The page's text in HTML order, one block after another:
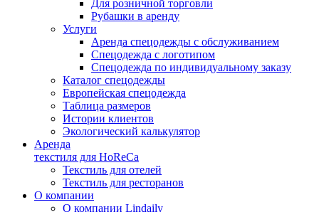
Для розничной торговли
Рубашки в аренду
Услуги
Аренда спецодежды с обслуживанием
Спецодежда с логотипом
Спецодежда по индивидуальному заказу
Каталог спецодежды
Европейская спецодежда
Таблица размеров
Истории клиентов
Экологический калькулятор
Аренда
текстиля для HoReCa
Текстиль для отелей
Текстиль для ресторанов
О компании
О компании Lindaily